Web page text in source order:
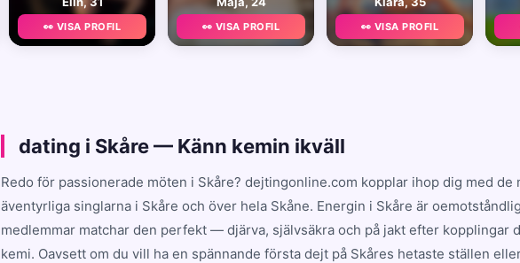
👀 VISA PROFIL 👀 VISA PROFIL 👀 VISA PROFIL
dating i Skåre — Känn kemin ikväll
Redo för passionerade möten i Skåre? dejtingonline.com kopplar ihop dig med de
äventyrliga singlarna i Skåre och över hela Skåne. Energin i Skåre är
medlemmar matchar den perfekt — djärva, självsäkra och på jakt efter kopplingar
kemi. Oavsett om du vill ha en spännande första dejt på Skåres hetaste ställen